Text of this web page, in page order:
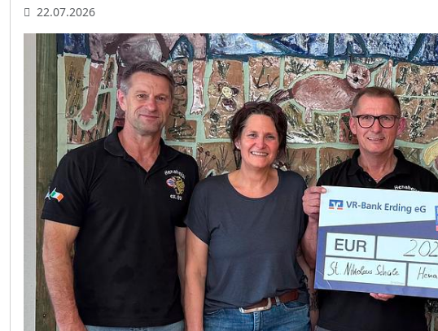
22.07.2026